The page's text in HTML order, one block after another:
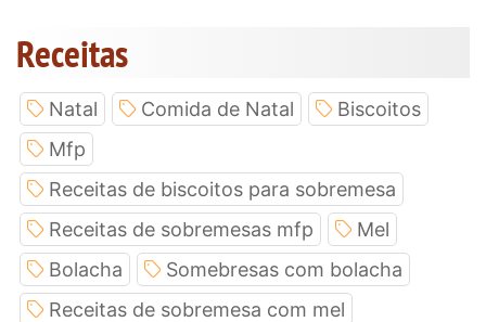
Receitas
Natal Comida de Natal
Biscoitos
Mfp
Receitas de biscoitos para sobremesa
Receitas de sobremesas mfp
Mel
Bolacha
Somebresas com bolacha
Receitas de sobremesa com mel